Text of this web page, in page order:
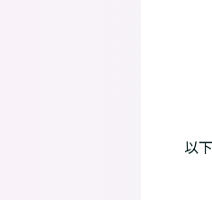
以